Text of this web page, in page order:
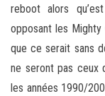
reboot alors
opposant les Mighty
que ce serait sans
ne seront pas ceux
les années 1990/